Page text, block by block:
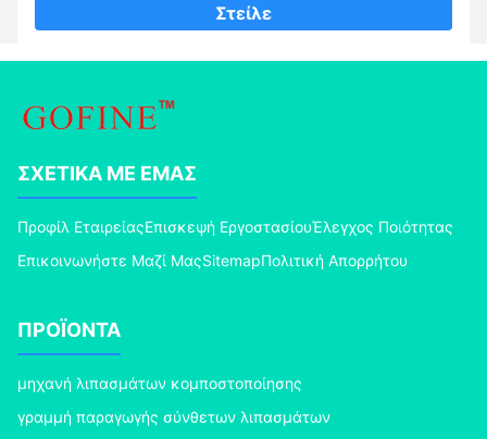
Στείλε
ΣΧΕΤΙΚΆ ΜΕ ΕΜΆΣ
Προφίλ ΕταιρείαςΕπισκεψή ΕργοστασίουΈλεγχος Ποιότητας
Επικοινωνήστε Μαζί ΜαςSitemapΠολιτική Απορρήτου
ΠΡΟΪΌΝΤΑ
μηχανή λιπασμάτων κομποστοποίησης
γραμμή παραγωγής σύνθετων λιπασμάτων